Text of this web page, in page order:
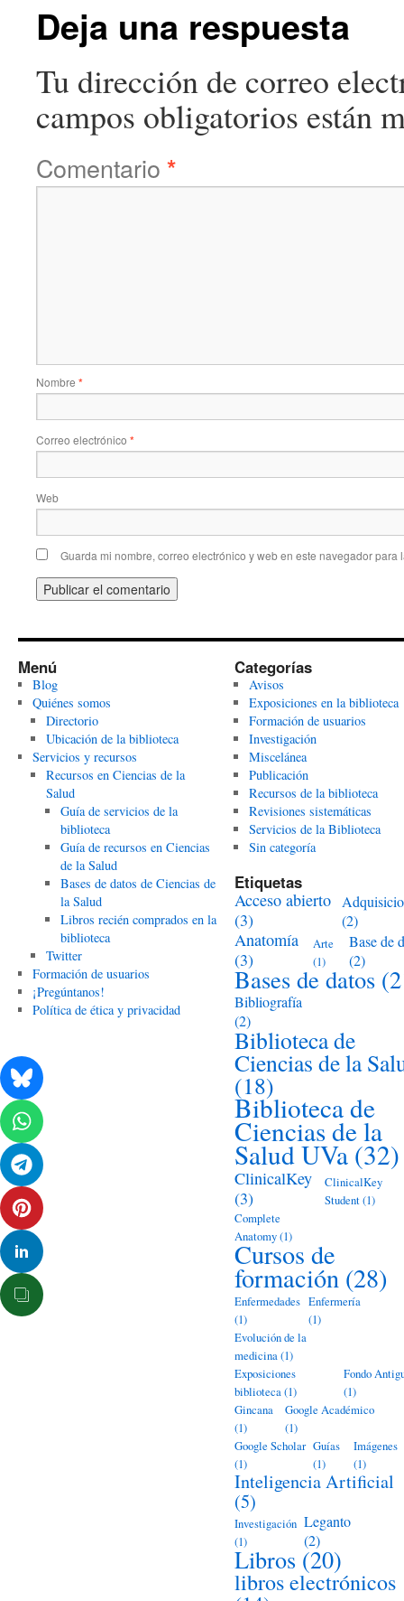
Deja una respuesta
Tu dirección de correo
campos obligatorios están
Comentario *
Nombre *
Correo electrónico *
Web
Guarda mi nombre, correo electrónico y web en este navegador para
Menú
Blog
Quiénes somos
Directorio
Ubicación de la biblioteca
Servicios y recursos
Recursos en Ciencias de la
Salud
Guía de servicios de la
biblioteca
Guía de recursos en Ciencias
de la Salud
Bases de datos de Ciencias de
la Salud
Libros recién comprados en la
biblioteca
Twitter
Formación de usuarios
¡Pregúntanos!
Política de ética y privacidad
Categorías
Avisos
Exposiciones en la biblioteca
Formación de usuarios
Investigación
Miscelánea
Publicación
Recursos de la biblioteca
Revisiones sistemáticas
Servicios de la Biblioteca
Sin categoría
Etiquetas
Acceso abierto
(3)
(2)
Anatomía
(3)
Arte
(1)
Base de
(2)
Bases de datos
Bibliografía
(2)
Biblioteca de
Ciencias de la
(18)
Biblioteca de
Ciencias de la
Salud UVa (32)
ClinicalKey
(3)
ClinicalKey
Student(1)
Complete
Anatomy(1)
Cursos de
formación (28)
Enfermedades
(1)
Enfermería
(1)
Evolución de la
medicina(1)
Exposiciones
biblioteca(1)
Fondo
(1)
Gincana
(1)
Google Académico
(1)
Google Scholar
(1)
Guías
(1)
Imágenes
(1)
Inteligencia Artificial
(5)
Investigación
(1)
Leganto
(2)
Libros (20)
libros electrónicos